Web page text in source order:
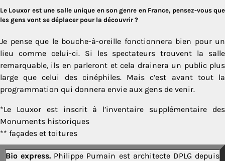
Le Louxor est une salle unique en son genre en France, pensez-vous que
les gens vont se déplacer pour la découvrir ?
Je pense que le bouche-à-oreille fonctionnera bien pour un
lieu comme celui-ci. Si les spectateurs trouvent la salle
remarquable, ils en parleront et cela drainera un public plus
large que celui des cinéphiles. Mais c’est avant tout la
programmation qui donnera envie aux gens de venir.
*Le Louxor est inscrit à l’inventaire supplémentaire des
Monuments historiques
** façades et toitures
Bio express. Philippe Pumain est architecte DPLG depuis